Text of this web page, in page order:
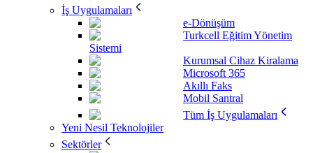
İş Uygulamaları
e-Dönüşüm
Turkcell Eğitim Yönetim
Sistemi
Kurumsal Cihaz Kiralama
Microsoft 365
Akıllı Faks
Mobil Santral
Tüm İş Uygulamaları
Yeni Nesil Teknolojiler
Sektörler